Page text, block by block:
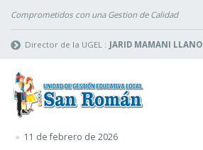
Comprometidos con una Gestion de Calidad
Director de la UGEL : JARID MAMANI LLANO
11 de febrero de 2026